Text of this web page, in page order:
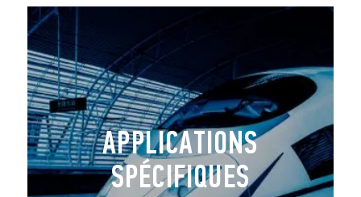
APPLICATIONS
SPÉCIFIQUES